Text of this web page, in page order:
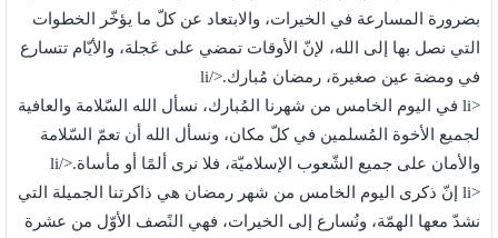
بضرورة المسارعة في الخيرات، والابتعاد عن كلّ ما يؤخّر الخطوات
التي نصل بها إلى الله، لإنّ الأوقات تمضي على عَجلة، والأيّام تتسارع
في ومضة عين صغيرة، رمضان مُبارك.</li
<li في اليوم الخامس من شهرنا المُبارك، نسأل الله السّلامة والعافية
لجميع الأخوة المُسلمين في كلّ مكان، ونسأل الله أن تعمّ السّلامة
والأمان على جميع الشّعوب الإسلاميّة، فلا نرى ألمًا أو مأساة.</li
<li إنّ ذكرى اليوم الخامس من شهر رمضان هي ذاكرتنا الجميلة التي
نشدّ معها الهمّة، ونُسارع إلى الخيرات، فهي النًصف الأوّل من عشرة